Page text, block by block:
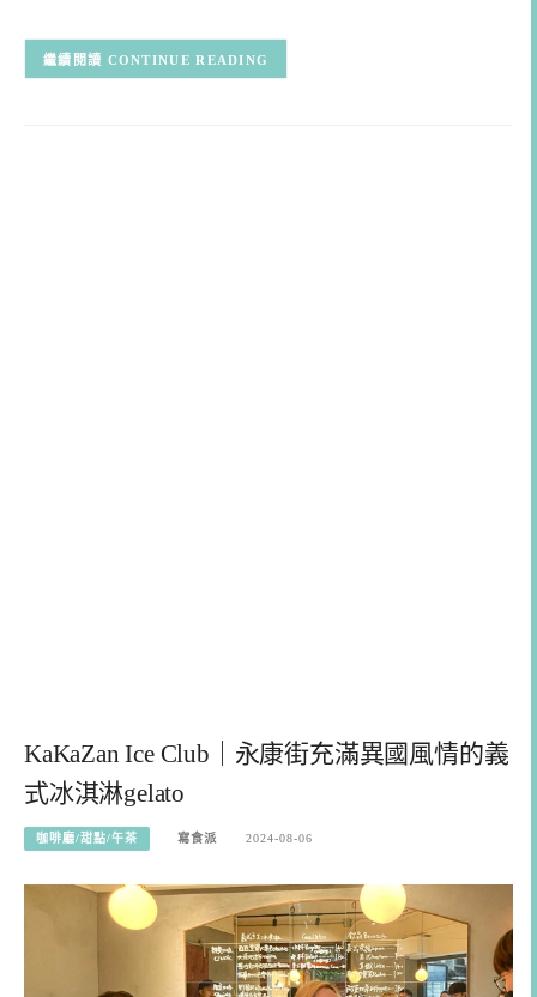
CONTINUE READING
KaKaZan Ice Club｜永康街充滿異國風情的義
式冰淇淋gelato
咖啡廳/甜點/午茶 寫食派 2024-08-06